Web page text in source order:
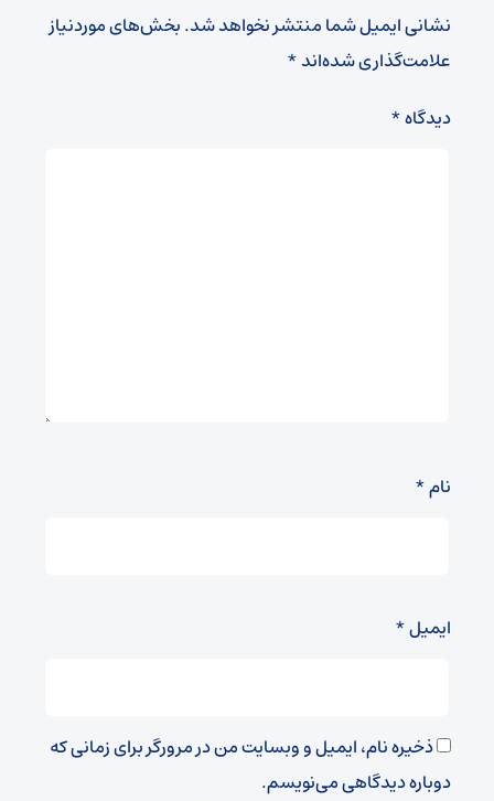
نشانی ایمیل شما منتشر نخواهد شد.بخش‌های موردنیاز
علامت‌گذاری شده‌اند*
دیدگاه*
نام*
ایمیل*
ذخیره نام، ایمیل و وبسایت من در مرورگر برای زمانی که
دوباره دیدگاهی می‌نویسم.